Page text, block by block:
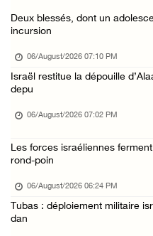
Trois Palestiniens blessés
Des colons prennent
05/August/2026 10:37 PM
Les forces d'occupation
Deux blessés, dont un
incursion
06/August/2026 07:10 PM
Israël restitue la dépouille
depu
06/August/2026 07:02 PM
Les forces israéliennes
rond-poin
06/August/2026 06:24 PM
Tubas : déploiement militaire
dan